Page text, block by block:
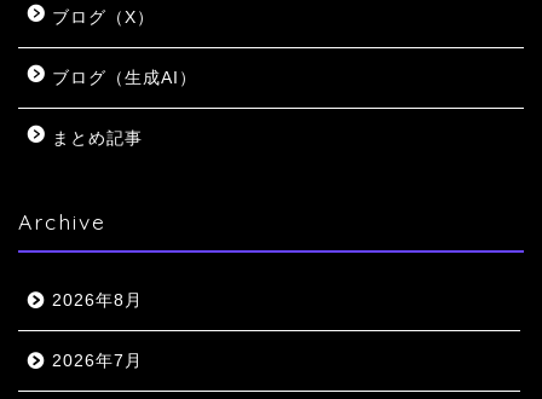
ブログ（X）
ブログ（生成AI）
まとめ記事
Archive
2026年8月
2026年7月